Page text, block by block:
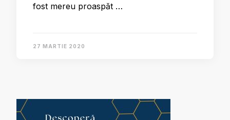
fost mereu proaspăt …
27 MARTIE 2020